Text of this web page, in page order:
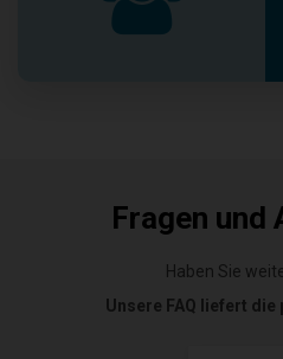
Fragen und
Haben Sie
Unsere FAQ liefert